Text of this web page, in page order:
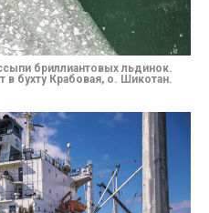
бриллиантовых льдинок.
в бухту Крабовая, о. Шикотан.